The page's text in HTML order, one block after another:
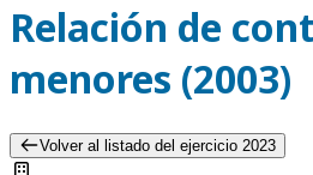
Relación de
menores (2003)
Volver al listado del ejercicio 2023